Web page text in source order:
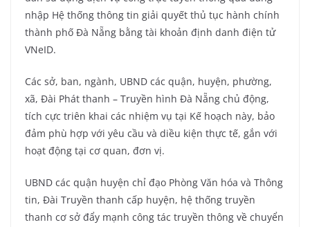
nhập Hệ thống thông tin giải quyết thủ tục hành chính
thành phố Đà Nẵng bằng tài khoản định danh điện tử
VNeID.
Các sở, ban, ngành, UBND các quận, huyện, phường,
xã, Đài Phát thanh – Truyền hình Đà Nẵng chủ động,
tích cực triên khai các nhiệm vụ tại Kế hoạch này, bảo
đảm phù hợp với yêu cầu và diều kiện thực tế, gắn với
hoạt động tại cơ quan, đơn vị.
UBND các quận huyện chỉ đạo Phòng Văn hóa và Thông
tin, Đài Truyền thanh cấp huyện, hệ thống truyền
thanh cơ sở đẩy mạnh công tác truyền thông về chuyển